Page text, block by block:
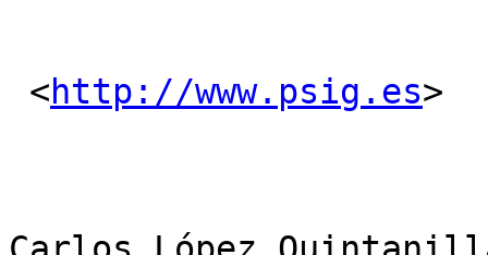
<http://www.psig.es>